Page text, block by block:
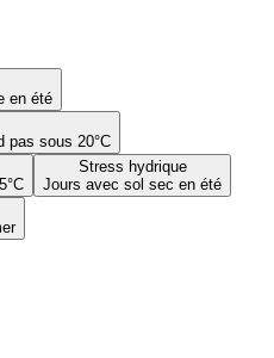
en été
pas sous 20°C
Stress hydrique
Jours avec sol sec en été